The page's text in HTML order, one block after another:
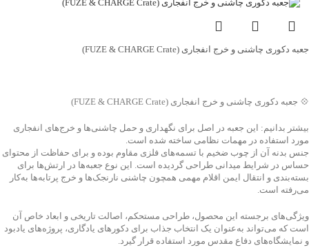
جعبه دکوری چاشنی و خرج انفجاری (FUZE & CHARGE Crate)
💠 جعبه دکوری چاشنی و خرج انفجاری (FUZE & CHARGE Crate)
بیشتر بدانیم: این جعبه در اصل برای نگهداری و حمل چاشنی‌ها و خرج‌های انفجاری
مورد استفاده در مهمات نظامی ساخته شده است.
جنس بدنه آن از چوب ضخیم با تسمه‌های فلزی مقاوم بوده و برای حفاظت از محتوای
حساس در شرایط میدانی طراحی گردیده است. این نوع جعبه‌ها در ارتش‌ها برای
بسته‌بندی و انتقال ایمن اقلام مهمی همچون چاشنی نارنجک‌ها و خرج پرتابه‌ها به‌کار
می‌رفته است.
ویژگی‌های برجسته این محصول، طراحی مستحکم، اصالت تاریخی و ابعاد خاص آن
است که می‌تواند به‌عنوان یک انتخاب جذاب برای دکورهای یادگاری، پروژه‌های یادبود
و نمایشگاه‌های دفاع مقدس مورد استفاده قرار گیرد.